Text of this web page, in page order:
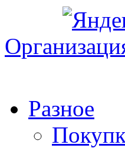
Разное